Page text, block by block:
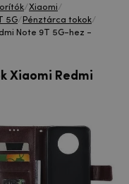
/Xiaomi/
5G/ Pénztárca tokok/
Note 9T 5G-hez -
Xiaomi Redmi